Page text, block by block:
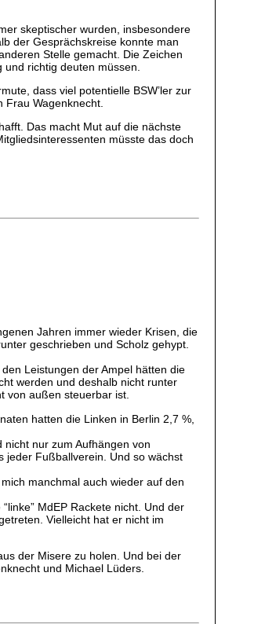
skeptischer wurden, insbesondere
der Gesprächskreise konnte man
Stelle gemacht. Die Zeichen
richtig deuten müssen.
dass viel potentielle BSW’ler zur
Wagenknecht.
Das macht Mut auf die nächste
müsste das doch
Jahren immer wieder Krisen, die
geschrieben und Scholz gehypt.
Leistungen der Ampel hätten die
werden und deshalb nicht runter
von außen steuerbar ist.
hatten die Linken in Berlin 2,7 %,
nur zum Aufhängen von
jeder Fußballverein. Und so wächst
manchmal auch wieder auf den
MdEP Rackete nicht. Und der
Vielleicht hat er nicht im
der Misere zu holen. Und bei der
und Michael Lüders.